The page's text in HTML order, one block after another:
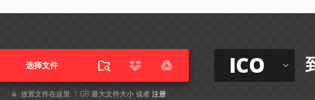
选择文件
放置文件在这里. 1 GB 最大文件大小 或者 注册
ICO